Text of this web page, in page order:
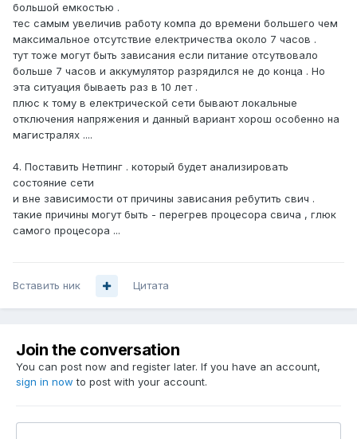
большой емкостью .
тес самым увеличив работу компа до времени большего чем
максимальное отсутствие електричества около 7 часов .
тут тоже могут быть зависания если питание отсутвовало
больше 7 часов и аккумулятор разрядился не до конца . Но
эта ситуация бываеть раз в 10 лет .
плюс к тому в електрической сети бывают локальные
отключения напряжения и данный вариант хорош особенно на
магистралях ....
4. Поставить Нетпинг . который будет анализировать
состояние сети
и вне зависимости от причины зависания ребутить свич .
такие причины могут быть - перегрев процесора свича , глюк
самого процесора ...
Вставить ник Цитата
Join the conversation
You can post now and register later. If you have an account,
sign in now to post with your account.